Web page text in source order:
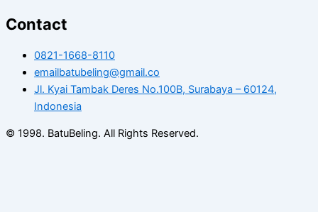
Contact
0821-1668-8110
emailbatubeling@gmail.co
Jl. Kyai Tambak Deres No.100B, Surabaya – 60124,
Indonesia
© 1998. BatuBeling. All Rights Reserved.